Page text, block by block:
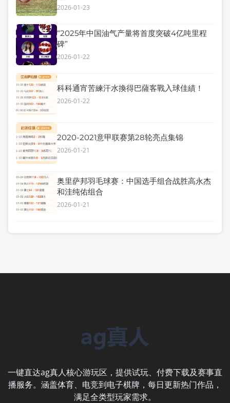
2026-01-23
“2025年中国油气产量将首度突破4亿吨里程
碑”
2026-01-22
科科通宵苦練汗水換得巴薩客戰入球佳績！
2026-01-22
2020-2021意甲联赛第28轮亮点集锦
2026-01-21
奥里萨邦羽毛球赛：中国选手组合战胜高永杰
和洼纯佑组合
2026-01-21
一键直达ag真人核心游玩区，提供试玩、付费下载及赛事直
播服务。涵盖体育、电竞到电子棋牌，每日更新热门作品，
满足全类型玩家需求。